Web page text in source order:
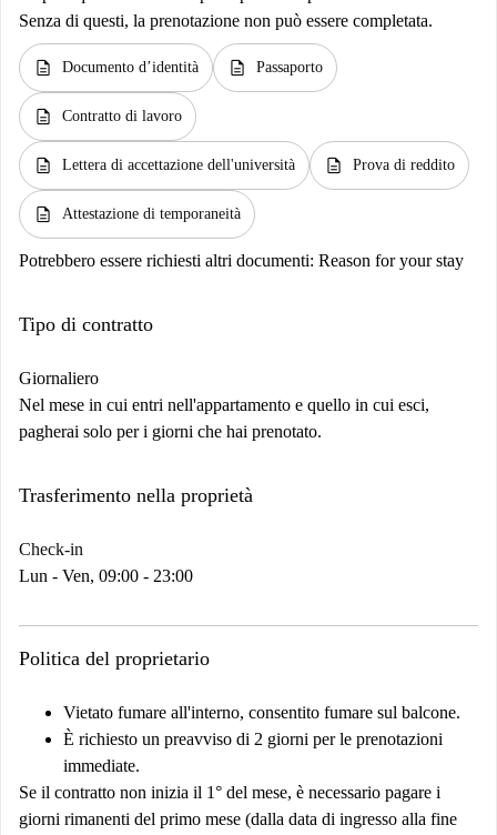
Senza di questi, la prenotazione non può essere completata.
description Documento d’identità description Passaporto
description Contratto di lavoro
description Lettera di accettazione dell'università description Prova di reddito
description Attestazione di temporaneità
Potrebbero essere richiesti altri documenti: Reason for your stay
Tipo di contratto
Giornaliero
Nel mese in cui entri nell'appartamento e quello in cui esci,
pagherai solo per i giorni che hai prenotato.
Trasferimento nella proprietà
Check-in
Lun - Ven, 09:00 - 23:00
Politica del proprietario
Vietato fumare all'interno, consentito fumare sul balcone.
È richiesto un preavviso di 2 giorni per le prenotazioni
immediate.
Se il contratto non inizia il 1° del mese, è necessario pagare i
giorni rimanenti del primo mese (dalla data di ingresso alla fine